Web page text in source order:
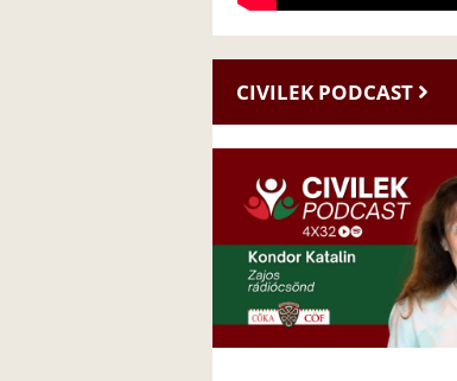
CIVILEK PODCAST